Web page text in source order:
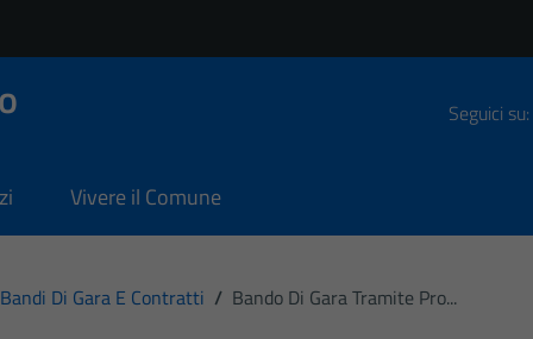
Seguici su:
Vivere il Comune
Bandi Di Gara E Contratti / Bando Di Gara Tramite Pro...